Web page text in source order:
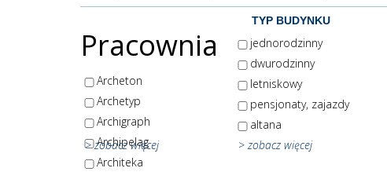
Pracownia
Archeton
Archetyp
Archigraph
Archipelag
Architeka
> zobacz więcej
TYP BUDYNKU
jednorodzinny
dwurodzinny
letniskowy
pensjonaty, zajazdy
altana
> zobacz więcej